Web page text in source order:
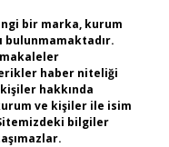
bir marka, kurum
bulunmamaktadır.
makaleler
haber niteliği
hakkında
ve kişiler ile isim
bilgiler